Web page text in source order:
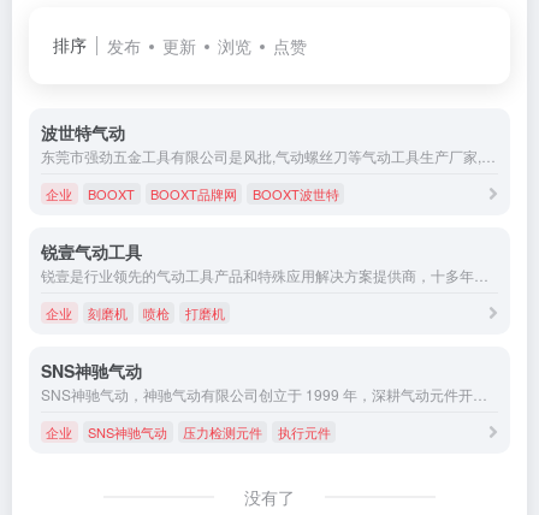
排序 发布 更新 浏览 点赞
波世特气动
企业 BOOXT BOOXT品牌网 BOOXT波世特
锐壹气动工具
企业 刻磨机 喷枪 打磨机
SNS神驰气动
企业 SNS神驰气动 压力检测元件 执行元件
没有了